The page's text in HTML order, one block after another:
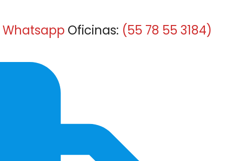
Whatsapp Oficinas: (55 78 55 3184)